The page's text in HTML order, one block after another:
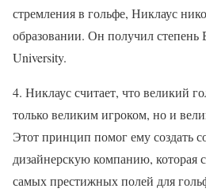
стремления в гольфе, Никлаус
образовании. Он получил степень
University.
4. Никлаус считает, что великий
только великим игроком, но и
Этот принцип помог ему создать
дизайнерскую компанию, которая
самых престижных полей для